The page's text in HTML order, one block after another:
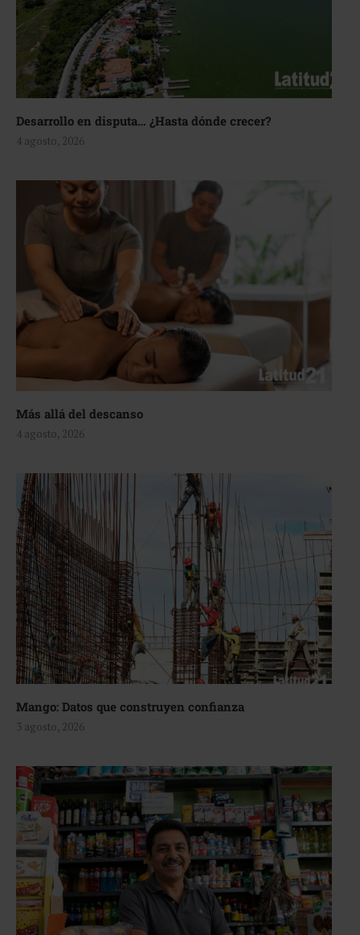
Desarrollo en disputa… ¿Hasta dónde crecer?
4 agosto, 2026
Más allá del descanso
4 agosto, 2026
Mango: Datos que construyen confianza
3 agosto, 2026